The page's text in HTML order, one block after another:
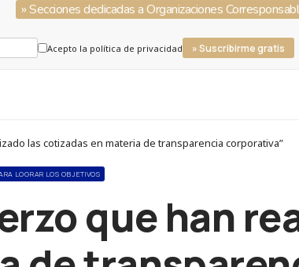
» Secciones dedicadas a Organizaciones
Acepto la política de privacidad » Suscribirme gratis
las cotizadas en materia de transparencia corporativa”
LOGRAR LOS OBJETIVOS
que han